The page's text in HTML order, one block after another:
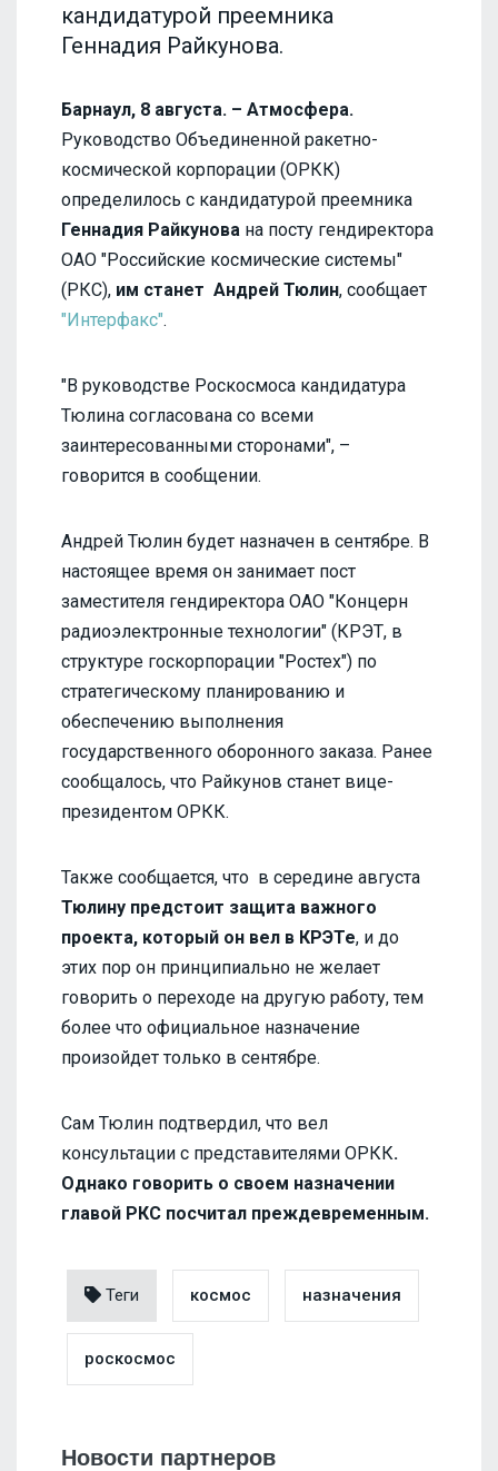
кандидатурой преемника
Геннадия Райкунова.
Барнаул, 8 августа. – Атмосфера.
Руководство Объединенной ракетно-
космической корпорации (ОРКК)
определилось с кандидатурой преемника
Геннадия Райкунова на посту гендиректора
ОАО "Российские космические системы"
(РКС), им станет Андрей Тюлин, сообщает
"Интерфакс".
"В руководстве Роскосмоса кандидатура
Тюлина согласована со всеми
заинтересованными сторонами", –
говорится в сообщении.
Андрей Тюлин будет назначен в сентябре. В
настоящее время он занимает пост
заместителя гендиректора ОАО "Концерн
радиоэлектронные технологии" (КРЭТ, в
структуре госкорпорации "Ростех") по
стратегическому планированию и
обеспечению выполнения
государственного оборонного заказа. Ранее
сообщалось, что Райкунов станет вице-
президентом ОРКК.
Также сообщается, что в середине августа
Тюлину предстоит защита важного
проекта, который он вел в КРЭТе, и до
этих пор он принципиально не желает
говорить о переходе на другую работу, тем
более что официальное назначение
произойдет только в сентябре.
Сам Тюлин подтвердил, что вел
консультации с представителями ОРКК.
Однако говорить о своем назначении
главой РКС посчитал преждевременным.
Теги космос назначения
роскосмос
Новости партнеров